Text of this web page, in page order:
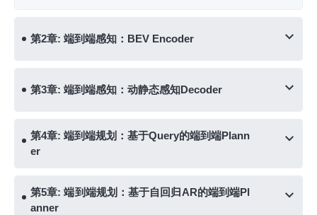
第2章: 端到端感知：BEV Encoder
第3章: 端到端感知：动静态感知Decoder
第4章: 端到端规划：基于Query的端到端Plann
er
第5章: 端到端规划：基于自回归AR的端到端Pl
anner